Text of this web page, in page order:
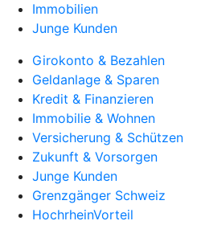
Immobilien
Junge Kunden
Girokonto & Bezahlen
Geldanlage & Sparen
Kredit & Finanzieren
Immobilie & Wohnen
Versicherung & Schützen
Zukunft & Vorsorgen
Junge Kunden
Grenzgänger Schweiz
HochrheinVorteil